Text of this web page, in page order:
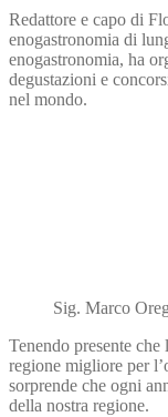
Redattore e capo di
enogastronomia di
enogastronomia, ha
degustazioni e
nel mondo.
Sig. Marco
Tenendo presente che
regione migliore per
sorprende che ogni
della nostra regione.